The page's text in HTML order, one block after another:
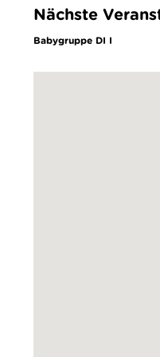
Nächste
Babygruppe DI I